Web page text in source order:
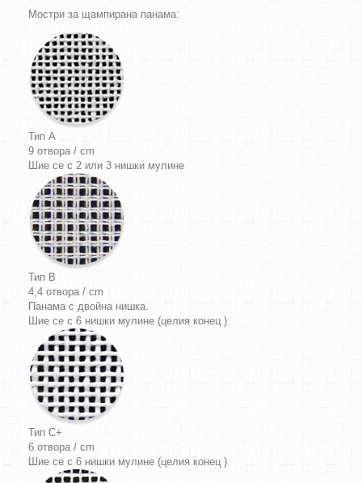
Мостри за щампирана панама:
Тип A
9 отвора / cm
Шие се с 2 или 3 нишки мулине
Тип B
4,4 отвора / cm
Панама с двойна нишка.
Шие се с 6 нишки мулине (целия конец )
Тип C+
6 отвора / cm
Шие се с 6 нишки мулине (целия конец )